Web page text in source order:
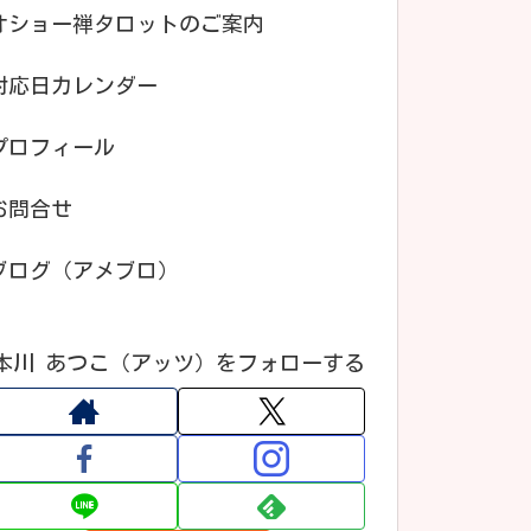
ショー禅タロットのご案内
応日カレンダー
ロフィール
問合せ
ログ（アメブロ）
川 あつこ（アッツ）をフォローする